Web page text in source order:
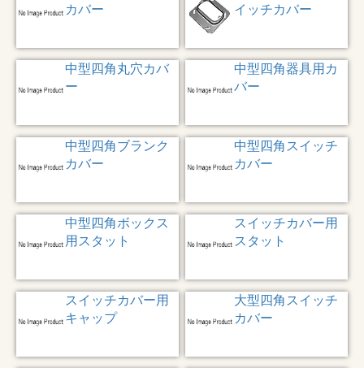
カバー
イッチカバー
中型四角丸穴カバ
ー
中型四角器具用カ
バー
中型四角ブランク
カバー
中型四角スイッチ
カバー
中型四角ボックス
用スタット
スイッチカバー用
スタット
スイッチカバー用
キャップ
大型四角スイッチ
カバー